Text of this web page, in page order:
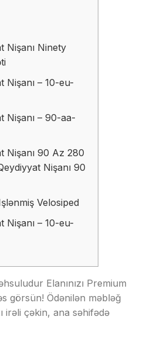
Nişanı Ninety
Nişanı – 10-eu-
Nişanı – 90-aa-
Nişanı 90 Az 280
Nişanı 90
Velosiped
Nişanı – 10-eu-
Elanınızı Premium
görsün! Ödənilən məbləğ
irəli çəkin, ana səhifədə